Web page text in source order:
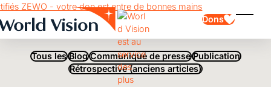
Skip to main content
Dons
PAYS / RÉGION :INDONÉSIE
Tous les Blog Communiqué de presse Publication
Rétrospective (anciens articles)